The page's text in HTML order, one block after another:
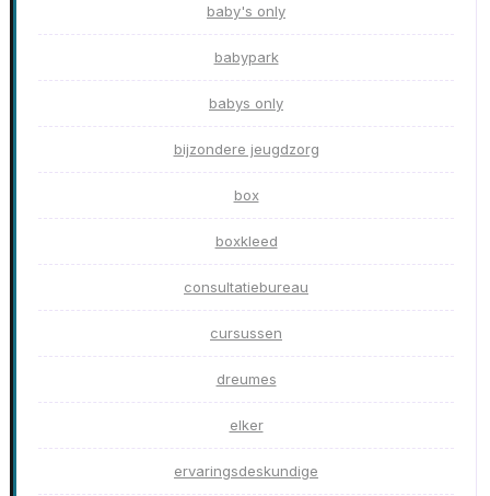
baby's only
babypark
babys only
bijzondere jeugdzorg
box
boxkleed
consultatiebureau
cursussen
dreumes
elker
ervaringsdeskundige